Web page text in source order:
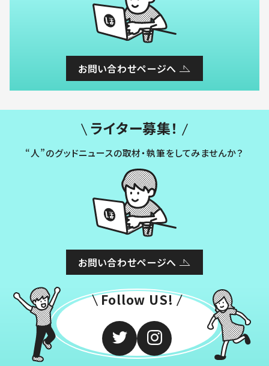
お問い合わせページへ
ライター募集！
“人”のグッドニュースの取材・執筆をしてみませんか？
お問い合わせページへ
Follow US!